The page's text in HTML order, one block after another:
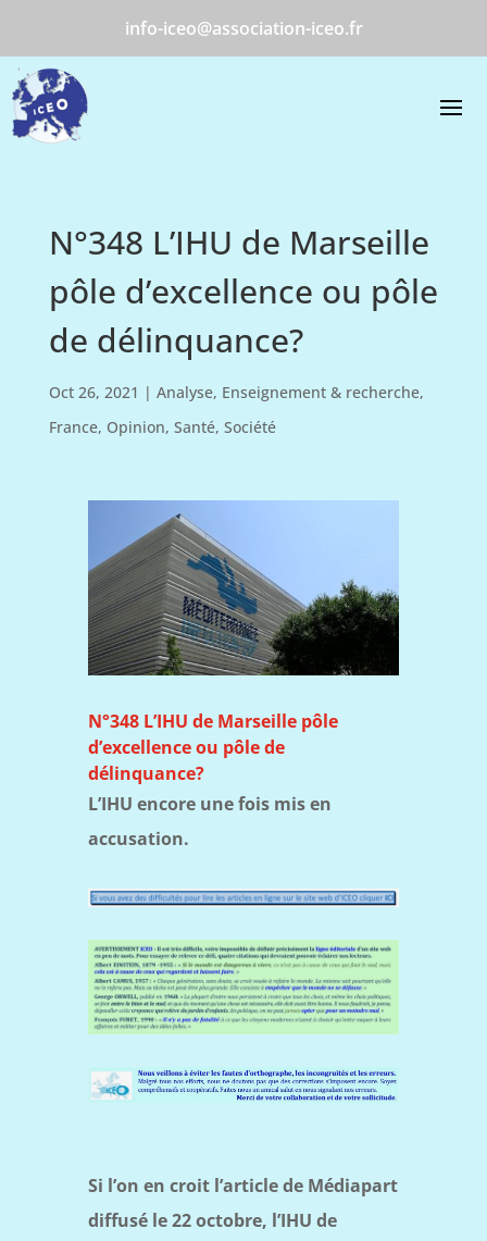
info-iceo@association-iceo.fr
N°348 L’IHU de Marseille
pôle d’excellence ou pôle
de délinquance?
Oct 26, 2021 | Analyse, Enseignement & recherche,
France, Opinion, Santé, Société
N°348 L’IHU de Marseille pôle
d’excellence ou pôle de
délinquance?
L’IHU encore une fois mis en
accusation.
Si l’on en croit l’article de Médiapart
diffusé le 22 octobre, l’IHU de